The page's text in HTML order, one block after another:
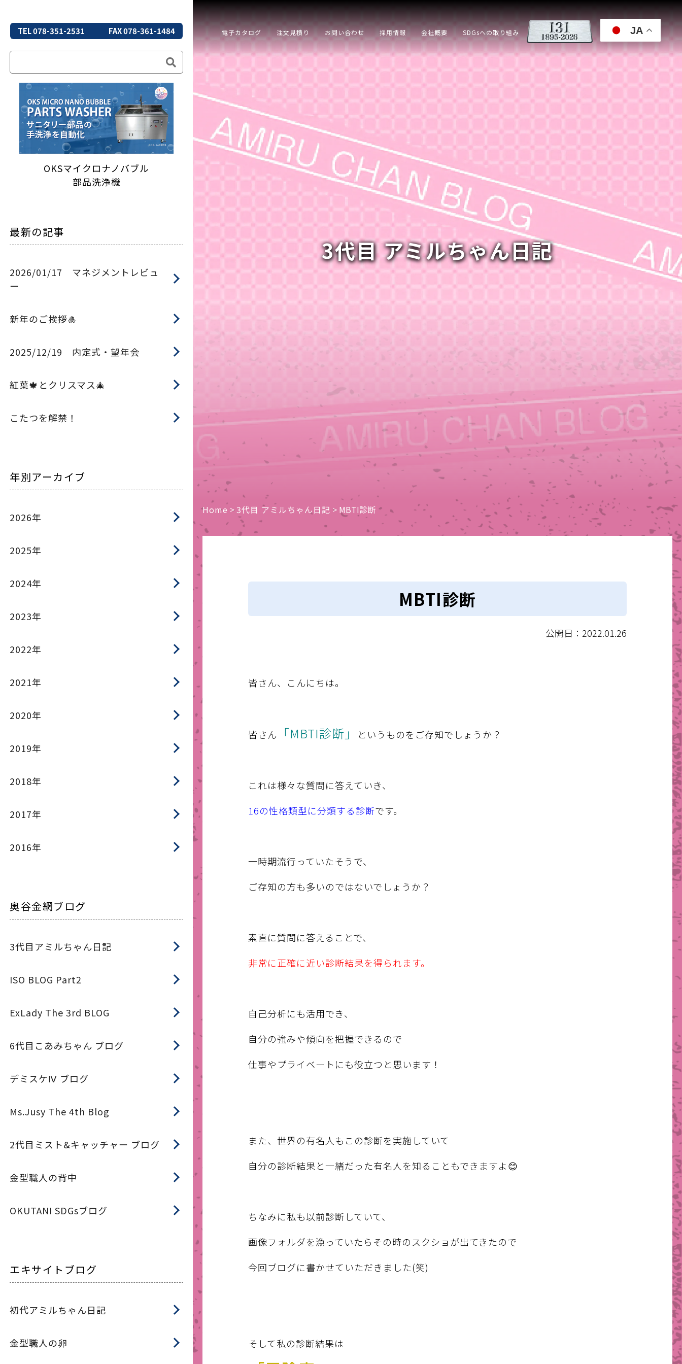
TEL 078-351-2531 FAX 078-361-1484
OKSマイクロナノバブル
部品洗浄機
最新の記事
2026/01/17 マネジメントレビュ
ー
新年のご挨拶🎍
2025/12/19 内定式・望年会
紅葉🍁とクリスマス🎄
こたつを解禁！
年別アーカイブ
2026年
2025年
2024年
2023年
2022年
2021年
2020年
2019年
2018年
2017年
2016年
奥谷金網ブログ
3代目アミルちゃん日記
ISO BLOG Part2
ExLady The 3rd BLOG
6代目こあみちゃん ブログ
デミスケⅣ ブログ
Ms.Jusy The 4th Blog
2代目ミスト&キャッチャー ブログ
金型職人の背中
OKUTANI SDGsブログ
エキサイトブログ
初代アミルちゃん日記
金型職人の卵
3代目 アミルちゃん日記
電子カタログ 注文見積り お問い合わせ 採用情報 会社概要 SDGsへの取り組み JA
Home >3代目 アミルちゃん日記 > MBTI診断
MBTI診断
公開日：2022.01.26
皆さん、こんにちは。
皆さん 「MBTI診断」 というものをご存知でしょうか？
これは様々な質問に答えていき、
16の性格類型に分類する診断です。
一時期流行っていたそうで、
ご存知の方も多いのではないでしょうか？
素直に質問に答えることで、
非常に正確に近い診断結果を得られます。
自己分析にも活用でき、
自分の強みや傾向を把握できるので
仕事やプライベートにも役立つと思います！
また、世界の有名人もこの診断を実施していて
自分の診断結果と一緒だった有名人を知ることもできますよ😊
ちなみに私も以前診断していて、
画像フォルダを漁っていたらその時のスクショが出てきたので
今回ブログに書かせていただきました(笑)
そして私の診断結果は